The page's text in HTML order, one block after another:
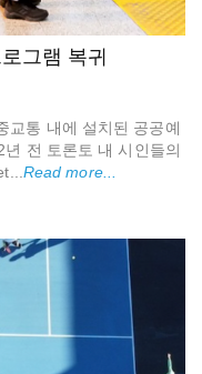
그램 복귀
교통 내에 설치된 공공예
전 토론토 내 시인들의
Read more...